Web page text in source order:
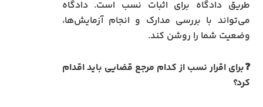
طریق دادگاه برای اثبات نسب است. دادگاه
می‌تواند با بررسی مدارک و انجام آزمایش‌ها،
وضعیت شما را روشن کند.
❓برای اقرار نسب از کدام مرجع قضایی باید اقدام
کرد؟